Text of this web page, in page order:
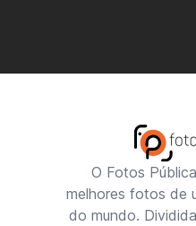
O Fotos
melhores fotos de
do mundo.